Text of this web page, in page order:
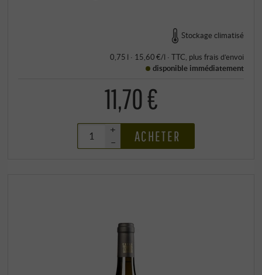
Stockage climatisé
0,75 l · 15,60 €/l · TTC , plus frais d’envoi
disponible immédiatement
11,70 €
+
–
ACHETER